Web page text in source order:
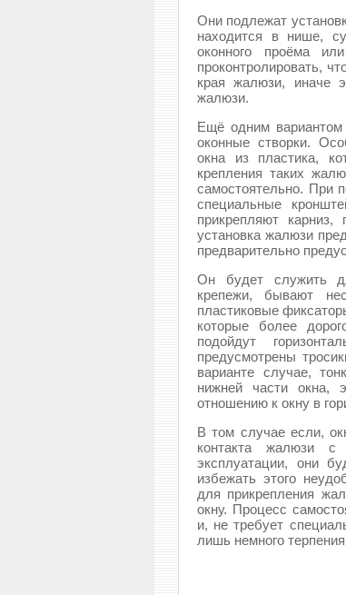
Они подлежат
находится в нише,
оконного проёма
проконтролировать,
края жалюзи, иначе
жалюзи.
Ещё одним вариантом
оконные створки.
окна из пластика,
крепления таких
самостоятельно. При
специальные
прикрепляют
установка жалюзи
предварительно
Он будет служить
крепежи, бывают
пластиковые
которые более
подойдут
предусмотрены
варианте случае,
нижней части окна,
отношению к окну в
В том случае если,
контакта жалюзи с
эксплуатации, они
избежать этого
для прикрепления
окну. Процесс
и, не требует
лишь немного